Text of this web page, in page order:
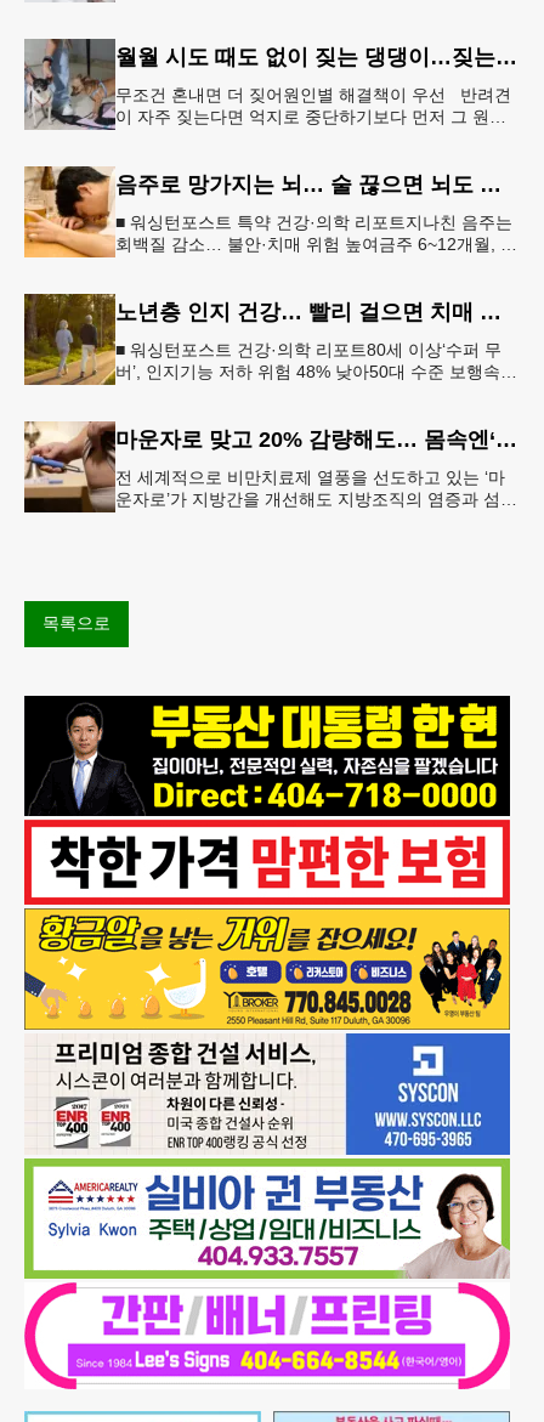
월월 시도 때도 없이 짖는 댕댕이…짖는 이유부터 파악해야
무조건 혼내면 더 짖어원인별 해결책이 우선 반려견
이 자주 짖는다면 억지로 중단하기보다 먼저 그 원인
음주로 망가지는 뇌… 술 끊으면 뇌도 회복된다
■ 워싱턴포스트 특약 건강·의학 리포트지나친 음주는
회백질 감소… 불안·치매 위험 높여금주 6~12개월, 기
노년층 인지 건강… 빨리 걸으면 치매 위험 낮아진다
■ 워싱턴포스트 건강·의학 리포트80세 이상‘수퍼 무
버’, 인지기능 저하 위험 48% 낮아50대 수준 보행속도
마운자로 맞고 20% 감량해도… 몸속엔‘비만 흔적’남았다
전 세계적으로 비만치료제 열풍을 선도하고 있는 ‘마
운자로’가 지방간을 개선해도 지방조직의 염증과 섬유
목록으로